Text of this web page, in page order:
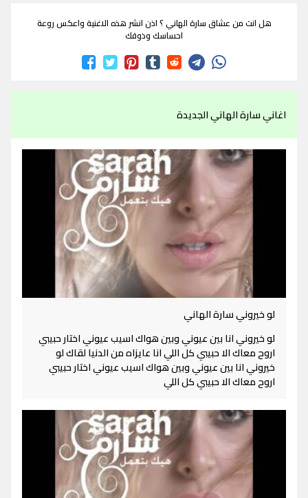
هل انت من عشاق سارة الهاني ؟ اذن انشر هذه الاغنية واعكس روعة
احساسك وذوقك
اغاني سارة الهاني الجديدة
لو خيروني سارة الهاني
لو خيروني انا بين عيوني وبين هواك اسيب عيوني اختار حبيبي
اروح معاك الا حبيبي كل اللي انا عايزاه من الدنيا لقاك لو
خيروني انا بين عيوني وبين هواك اسيب عيوني اختار حبيبي
اروح معاك الا حبيبي كل اللي